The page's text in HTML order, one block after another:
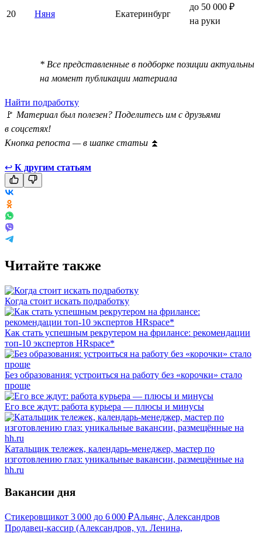
20 Няня Екатеринбург
до 50 000 ₽
на руки
* Все представленные в подборке позиции актуальны
на момент публикации материала
Найти подработку
🚩 Материал был полезен? Поделитесь им с друзьями
в соцсетях!
Кнопка репоста — в шапке статьи ⏫
↩ К другим статьям
Читайте также
Когда стоит искать подработку
Как стать успешным рекрутером на фрилансе: рекомендации
топ-10 экспертов HRspace*
Без образования: устроиться на работу без «корочки» стало
проще
Его все ждут: работа курьера — плюсы и минусы
Катальщик тележек, календарь-менеджер, мастер по
изготовлению глаз: уникальные вакансии, размещённые на
hh.ru
Вакансии дня
Стикеровщикот 3 000 до 6 000 ₽Альянс, Александров
Продавец-кассир (Александров, ул. Ленина,